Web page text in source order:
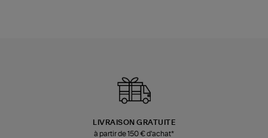
LIVRAISON GRATUITE
à partir de 150 € d'achat*